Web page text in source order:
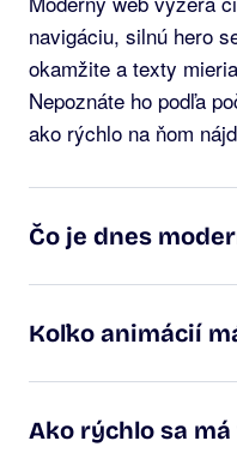
navigáciu, silnú hero
okamžite a texty
Nepoznáte ho podľa
ako rýchlo na ňom
Čo je dnes
Koľko animácií
Ako rýchlo sa